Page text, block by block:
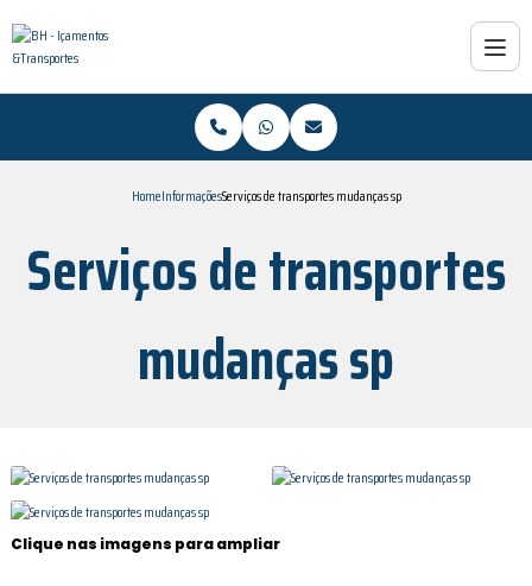
HomeInformaçõesServiços de transportes mudanças sp
Serviços de transportes
mudanças sp
Clique nas imagens para ampliar